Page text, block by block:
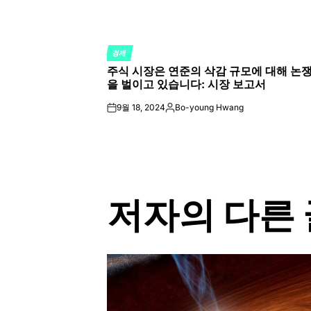
POSTED
IN
경제
주식 시장은 연준의 삭감 규모에 대해 논
을 벌이고 있습니다: 시장 보고서
on9월 18, 2024Posted
Bo-young Hwang
저자의 다른